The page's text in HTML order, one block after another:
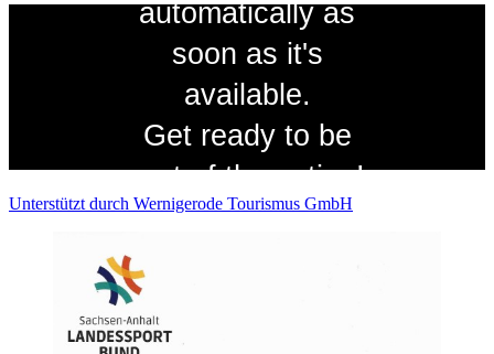
Unterstützt durch Wernigerode Tourismus GmbH